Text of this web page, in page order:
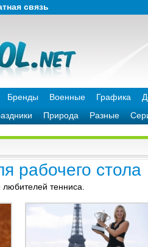
связь
Бренды Военные Графика
Природа Разные
рабочего стола
тенниса.